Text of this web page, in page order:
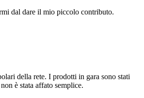
dal dare il mio piccolo contributo.
della rete. I prodotti in gara sono stati
è stata affato semplice.